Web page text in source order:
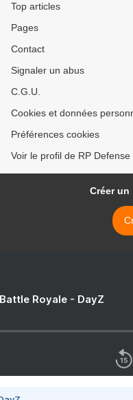
Top articles
Pages
Contact
Signaler un abus
C.G.U.
Cookies et données
Préférences cookies
Voir le profil de RP
Créer
Royale - DayZ